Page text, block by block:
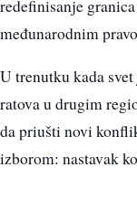
redefinisanje
međunarodnim
U trenutku kada
ratova u drugim
da priušti novi
izborom: nastavak